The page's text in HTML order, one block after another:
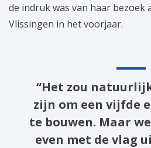
de indruk was van haar bezoek
Vlissingen in het voorjaar.
“Het zou
zijn om een vijfde
te bouwen. Maar
even met de vlag